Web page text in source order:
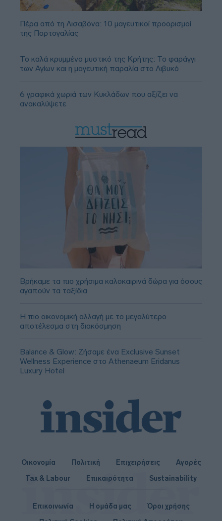
Πέρα από τη Λισαβόνα: 10 μαγευτικοί προορισμοί
της Πορτογαλίας
Το καλά κρυμμένο μυστικό της Κρήτης: Το φαράγγι
των Αγίων και η μαγευτική παραλία στο Λιβυκό
6 γραφικά χωριά των Κυκλάδων που αξίζει να
ανακαλύψετε
Βρήκαμε τα πιο χρήσιμα καλοκαιρινά δώρα για όσους
αγαπούν τα ταξίδια
Η πιο οικονομική αλλαγή με το μεγαλύτερο
αποτέλεσμα στη διακόσμηση
Balance & Glow: Ζήσαμε ένα Exclusive Sunset
Wellness Experience στο Athenaeum Eridanus
Luxury Hotel
Οικονομία Πολιτική Επιχειρήσεις
Αγορές
Tax & Labour
Επικαιρότητα Sustainability
Επικοινωνία Η ομάδα μας
Όροι χρήσης